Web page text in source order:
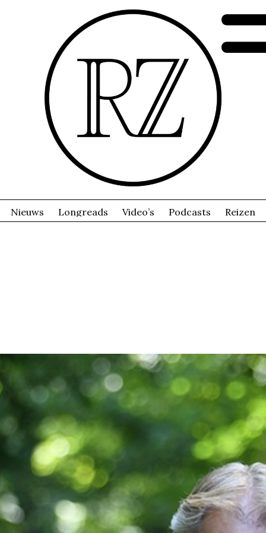
Nieuws Longreads Video’s Podcasts Reizen